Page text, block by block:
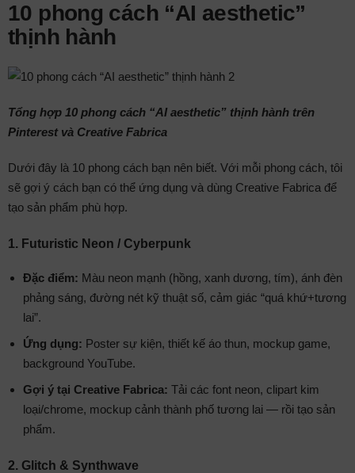
10 phong cách “AI aesthetic”
thịnh hành
Tổng hợp 10 phong cách “AI aesthetic” thịnh hành trên
Pinterest và Creative Fabrica
Dưới đây là 10 phong cách bạn nên biết. Với mỗi phong cách, tôi
sẽ gợi ý cách bạn có thể ứng dụng và dùng Creative Fabrica để
tạo sản phẩm phù hợp.
1. Futuristic Neon / Cyberpunk
Đặc điểm: Màu neon mạnh (hồng, xanh dương, tím), ánh đèn
phảng sáng, đường nét kỹ thuật số, cảm giác “quá khứ+tương
lai”.
Ứng dụng: Poster sự kiện, thiết kế áo thun, mockup game,
background YouTube.
Gợi ý tại Creative Fabrica: Tải các font neon, clipart kim
loại/chrome, mockup cảnh thành phố tương lai — rồi tạo sản
phẩm.
2. Glitch & Synthwave